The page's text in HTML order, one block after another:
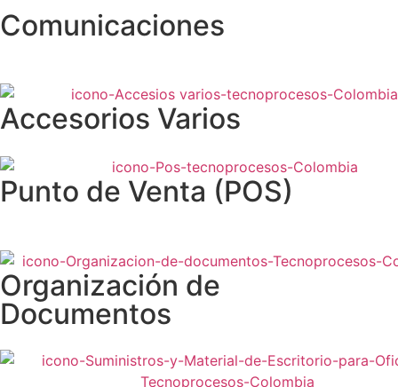
Comunicaciones
Accesorios Varios
Punto de Venta (POS)
Organización de
Documentos